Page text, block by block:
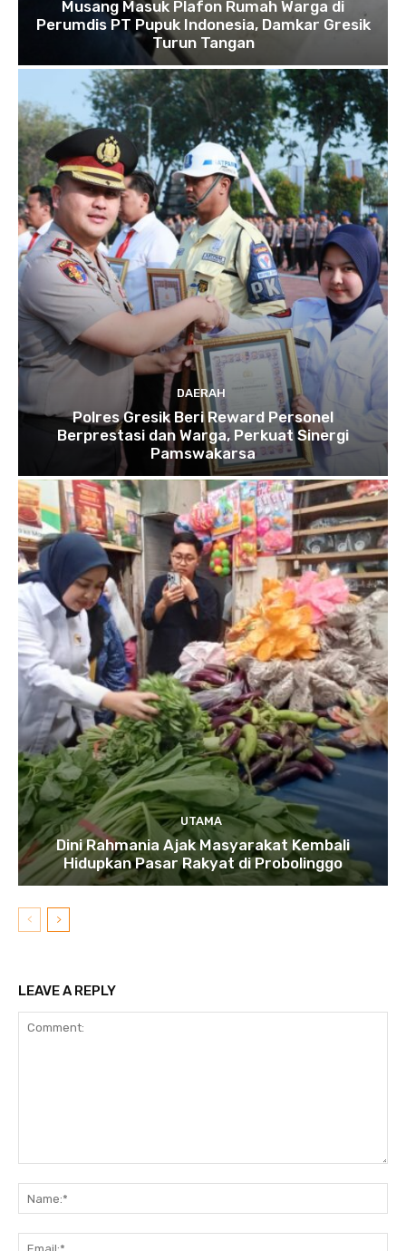
Musang Masuk Plafon Rumah Warga di
Perumdis PT Pupuk Indonesia, Damkar Gresik
Turun Tangan
DAERAH
Polres Gresik Beri Reward Personel
Berprestasi dan Warga, Perkuat Sinergi
Pamswakarsa
UTAMA
Dini Rahmania Ajak Masyarakat Kembali
Hidupkan Pasar Rakyat di Probolinggo
LEAVE A REPLY